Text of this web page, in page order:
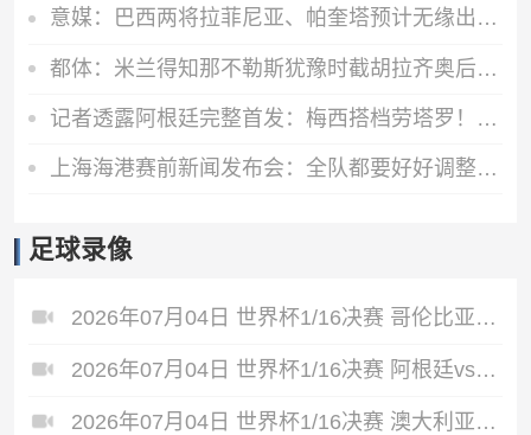
意媒：巴西两将拉菲尼亚、帕奎塔预计无缘出战挪威
都体：米兰得知那不勒斯犹豫时截胡拉齐奥后卫吉拉，双方接近签约
记者透露阿根廷完整首发：梅西搭档劳塔罗！梅迪纳、阿尔马达出战
上海海港赛前新闻发布会：全队都要好好调整，为明天比赛做足准备
足球录像
2026年07月04日 世界杯1/16决赛 哥伦比亚vs加纳 全场录像
2026年07月04日 世界杯1/16决赛 阿根廷vs佛得角 全场录像
2026年07月04日 世界杯1/16决赛 澳大利亚vs埃及 全场录像